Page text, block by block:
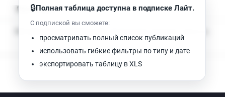
Просмотров Время чтения
🔒Полная таблица доступна в подписке Лайт.
С подпиской вы сможете:
просматривать полный список публикаций
использовать гибкие фильтры по типу и дате
экспортировать таблицу в XLS